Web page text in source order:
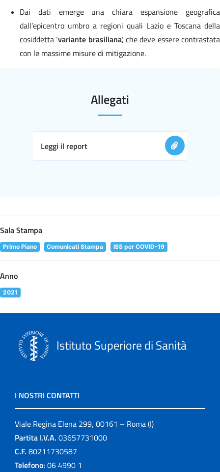
Dai dati emerge una chiara espansione geografica
dall’epicentro umbro a regioni quali Lazio e Toscana della
cosiddetta ‘variante brasiliana’, che deve essere contrastata
con le massime misure di mitigazione.
Allegati
Leggi il report
Sala Stampa
Primo Piano Comunicati Stampa ISS per COVID-19
Anno
2021
Istituto Superiore di Sanità
I NOSTRI CONTATTI
Viale Regina Elena 299, 00161 – Roma (I)
Partita I.V.A. 03657731000
C.F. 80211730587
Telefono: 06 4990 1